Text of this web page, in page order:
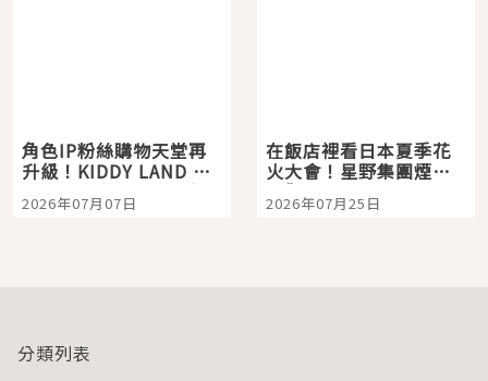
角色IP粉絲購物天堂再
升級！KIDDY LAND 原
宿店吉伊卡哇迎客，新
開幕 OMOKADO 店3分
2026年07月07日
在飯店裡看日本夏季花
火大會！星野集團煙火
景觀飯店6選，讓你不用
人擠人悠閒欣賞
2026年07月25日
分類列表